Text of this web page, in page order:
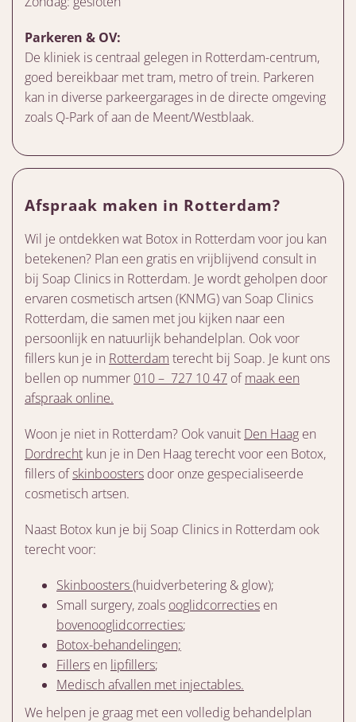
Parkeren & OV:
De kliniek is centraal gelegen in Rotterdam-centrum,
goed bereikbaar met tram, metro of trein. Parkeren
kan in diverse parkeergarages in de directe omgeving
zoals Q-Park of aan de Meent/Westblaak.
Afspraak maken in Rotterdam?
Wil je ontdekken wat Botox in Rotterdam voor jou kan
betekenen? Plan een gratis en vrijblijvend consult in
bij Soap Clinics in Rotterdam. Je wordt geholpen door
ervaren cosmetisch artsen (KNMG) van Soap Clinics
Rotterdam, die samen met jou kijken naar een
persoonlijk en natuurlijk behandelplan. Ook voor
fillers kun je in Rotterdam terecht bij Soap. Je kunt ons
bellen op nummer 010 – 727 10 47 ofmaak een
afspraak online.
Woon je niet in Rotterdam? Ook vanuit Den Haag en
Dordrecht kun je in Den Haag terecht voor een Botox,
fillers ofskinboosters door onze gespecialiseerde
cosmetisch artsen.
Naast Botox kun je bij Soap Clinics in Rotterdam ook
terecht voor:
Skinboosters(huidverbetering & glow);
Small surgery, zoals ooglidcorrecties en
bovenooglidcorrecties;
Botox-behandelingen;
Fillers en lipfillers;
Medisch afvallen met injectables.
We helpen je graag met een volledig behandelplan